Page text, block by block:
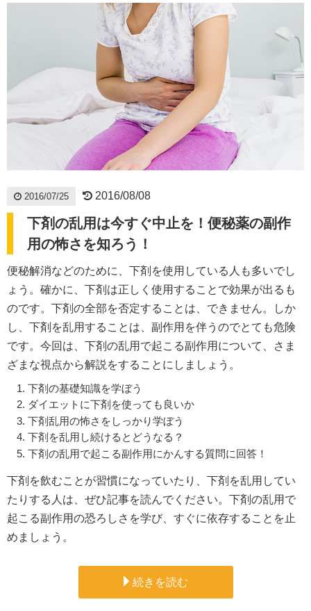
2016/07/25 2016/08/08
下剤の乱用は今すぐ中止を！便秘薬の副作
用の怖さを知ろう！
便秘解消などのために、下剤を使用している人も多いでし
ょう。確かに、下剤は正しく使用することで効果が出るも
のです。下剤の全部を否定することは、できません。しか
し、下剤を乱用することは、副作用を伴うのでとても危険
です。今回は、下剤の乱用で起こる副作用について、さま
ざまな視点から解説をすることにしましょう。
下剤の基礎知識を学ぼう
ダイエットに下剤を使っても良いか
下剤乱用の怖さをしっかり学ぼう
下剤を乱用し続けるとどうなる？
下剤の乱用で起こる副作用にかんする質問に回答！
下剤を飲むことが習慣になっていたり、下剤を乱用してい
たりする人は、ぜひ記事を読んでください。下剤の乱用で
起こる副作用の恐ろしさを学び、すぐに依存することを止
めましょう。
続きを読む